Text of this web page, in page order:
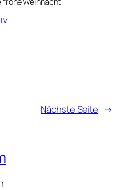
Nächste Seite →